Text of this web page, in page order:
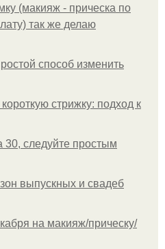
(макияж - прическа по
так же делаю
способ изменить
стрижку: подход к
30, следуйте простым
выпускных и свадеб
на макияж/прическу/